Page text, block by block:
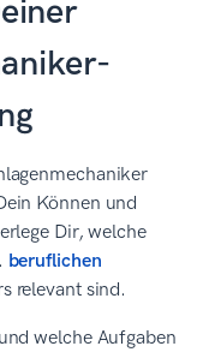
Können und
Dir, welche
beruflichen
relevant sind.
welche Aufgaben